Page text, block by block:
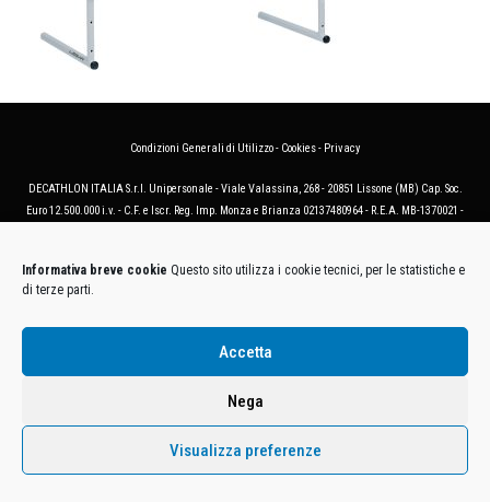
Informativa breve cookie Questo sito utilizza i cookie tecnici, per le statistiche e
di terze parti.
Accetta
Nega
Visualizza preferenze
Condizioni Generali di Utilizzo- Cookies- Privacy
DECATHLON ITALIA S.r.l. Unipersonale - Viale Valassina, 268 - 20851 Lissone (MB) Cap. Soc.
Euro 12.500.000 i.v. - C.F. e Iscr. Reg. Imp. Monza e Brianza 02137480964 - R.E.A. MB-1370021 -